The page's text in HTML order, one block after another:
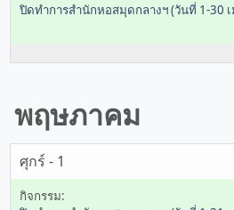
ปิดทำการสำนักหอสมุดกลางฯ (วันที่ 1-30
พฤษภาคม
ศุกร์ - 1